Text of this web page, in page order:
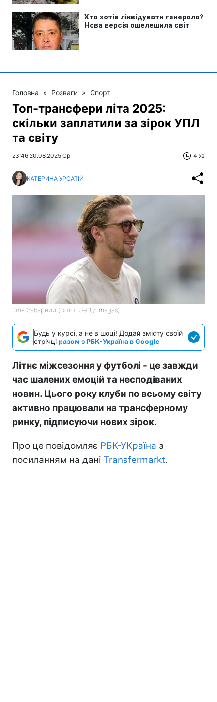
Головна » Розваги » Спорт
Топ-трансфери літа 2025:
скільки заплатили за зірок УПЛ
та світу
23:46 20.08.2025 Ср 4 хв
КАТЕРИНА УРСАТІЙ
Ілля Забарний (фото: Getty Imagas)
Будь у курсі, а не в шоці! Додай змісту своїй
стрічці разом з РБК-Україна в Google
Літнє міжсезоння у футболі - це завжди
час шалених емоцій та несподіваних
новин. Цього року клуби по всьому світу
активно працювали на трансферному
ринку, підписуючи нових зірок.
Про це повідомляє РБК-УКраїна з
посиланням на дані Transfermarkt.